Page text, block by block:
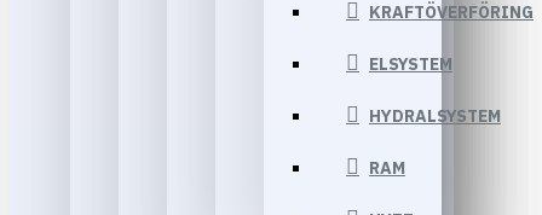
KRAFTÖVERFÖRING
ELSYSTEM
HYDRALSYSTEM
RAM